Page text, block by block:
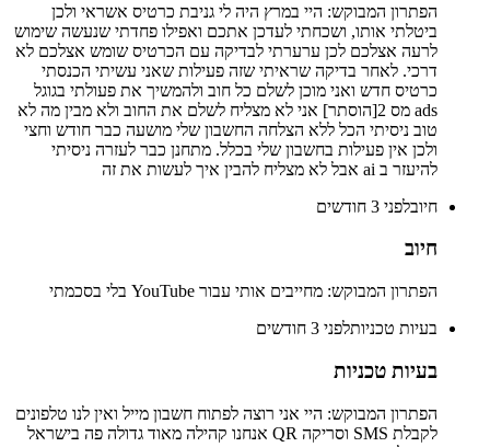
הפתרון המבוקש: היי במרץ היה לי גניבת כרטיס אשראי ולכן
ביטלתי אותו, ושכחתי לעדכן אתכם ואפילו פחדתי שנעשה שימוש
לרעה אצלכם לכן ערערתי לבדיקה עם הכרטיס שומש אצלכם לא
דרכי. לאחר בדיקה שראיתי שזה פעילות שאני עשיתי הכנסתי
כרטיס חדש ואני מוכן לשלם כל חוב ולהמשיך את פעולתי בגוגל
ads מס 2[הוסתר] אני לא מצליח לשלם את החוב ולא מבין מה לא
טוב ניסיתי הכל ללא הצלחה החשבון שלי מושעה כבר חודש וחצי
ולכן אין פעילות בחשבון שלי בכלל. מתחנן כבר לעזרה ניסיתי
להיעזר ב ai אבל לא מצליח להבין איך לעשות את זה
חיובלפני 3 חודשים
חיוב
הפתרון המבוקש: מחייבים אותי עבור YouTube בלי בסכמתי
בעיות טכניותלפני 3 חודשים
בעיות טכניות
הפתרון המבוקש: היי אני רוצה לפתוח חשבון מייל ואין לנו טלפונים
לקבלת SMS וסריקה QR אנחנו קהילה מאוד גדולה פה בישראל